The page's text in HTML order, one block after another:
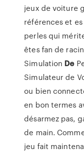
jeux de voiture
références et es
perles qui
êtes fan de
Simulation De
Simulateur de
ou bien
en bon termes
désarmez pas,
de main.
jeu fait